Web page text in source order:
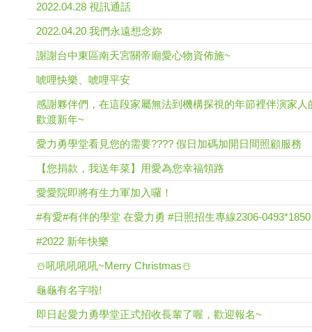
2022.04.28 視訊通話
2022.04.20 我們永遠想念妳
謝謝台中東區南天宮關帝廟愛心物資佈施~
唬哩快樂、唬哩平安
感謝夥伴們，在這段家屬無法到機構探視的年節裡伴演家
歡渡新年~
愛力勇學堂看見您的需要???? 假日加碼加開日間照顧服務
【您捐款，我送年菜】用愛為您幸福領路
愛愛院即將有生力軍加入囉！
#有愛#有伴的學堂 在愛力勇 #日照招生專線2306-0493*1850
#2022 新年快樂
☃️吼吼吼吼吼~Merry Christmas☃️
龜龜有名字啦!
即日起愛力勇學堂正式招收長輩了喔，歡迎報名~